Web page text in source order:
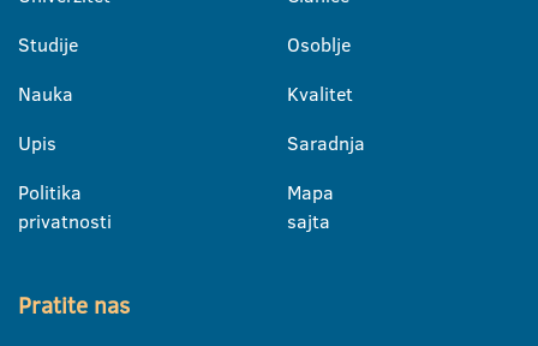
Studije
Nauka
Upis
Politika
privatnosti
Osoblje
Kvalitet
Saradnja
Mapa
sajta
Pratite nas